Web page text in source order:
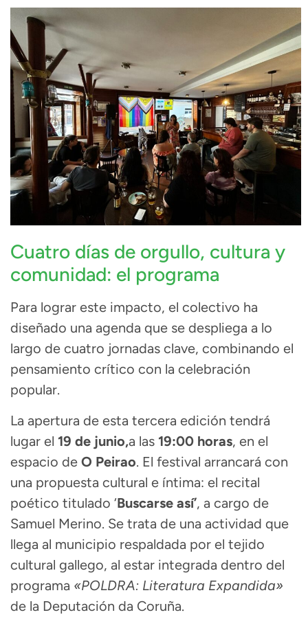
Cuatro días de orgullo, cultura y
comunidad: el programa
Para lograr este impacto, el colectivo ha
diseñado una agenda que se despliega a lo
largo de cuatro jornadas clave, combinando el
pensamiento crítico con la celebración
popular.
La apertura de esta tercera edición tendrá
lugar el 19 de junio,a las 19:00 horas, en el
espacio de O Peirao. El festival arrancará con
una propuesta cultural e íntima: el recital
poético titulado ‘Buscarse así’, a cargo de
Samuel Merino. Se trata de una actividad que
llega al municipio respaldada por el tejido
cultural gallego, al estar integrada dentro del
programa «POLDRA: Literatura Expandida»
de la Deputación da Coruña.